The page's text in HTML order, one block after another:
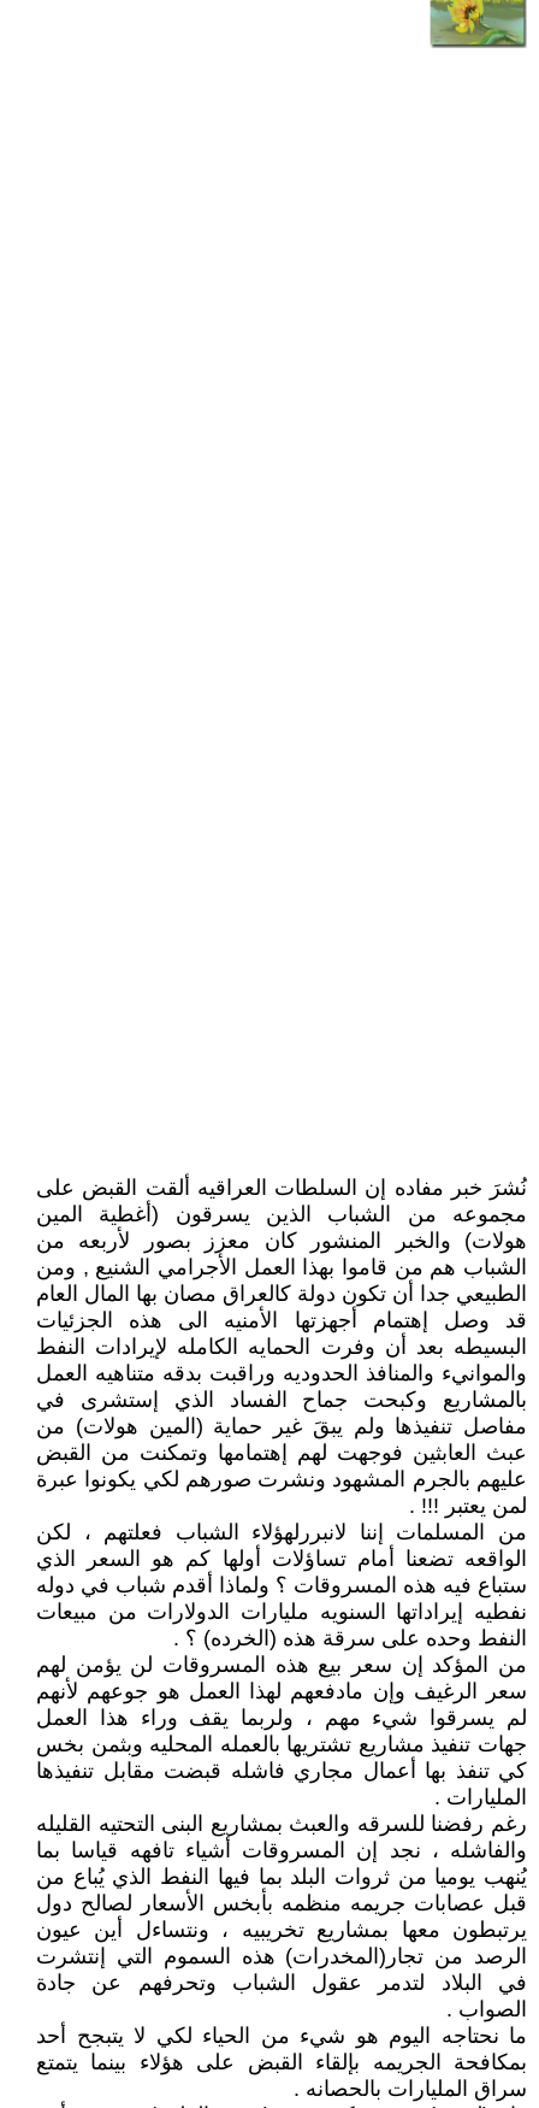
نُشرَ خبر مفاده إن السلطات العراقيه ألقت القبض على
مجموعه من الشباب الذين يسرقون (أغطية المين
هولات) والخبر المنشور كان معزز بصور لأربعه من
الشباب هم من قاموا بهذا العمل الأجرامي الشنيع , ومن
الطبيعي جدا أن تكون دولة كالعراق مصان بها المال العام
قد وصل إهتمام أجهزتها الأمنيه الى هذه الجزئيات
البسيطه بعد أن وفرت الحمايه الكامله لإيرادات النفط
والموانيء والمنافذ الحدوديه وراقبت بدقه متناهيه العمل
بالمشاريع وكبحت جماح الفساد الذي إستشرى في
مفاصل تنفيذها ولم يبقَ غير حماية (المين هولات) من
عبث العابثين فوجهت لهم إهتمامها وتمكنت من القبض
عليهم بالجرم المشهود ونشرت صورهم لكي يكونوا عبرة
لمن يعتبر !!! .
من المسلمات إننا لانبررلهؤلاء الشباب فعلتهم ، لكن
الواقعه تضعنا أمام تساؤلات أولها كم هو السعر الذي
ستباع فيه هذه المسروقات ؟ ولماذا أقدم شباب في دوله
نفطيه إيراداتها السنويه مليارات الدولارات من مبيعات
النفط وحده على سرقة هذه (الخرده) ؟ .
من المؤكد إن سعر بيع هذه المسروقات لن يؤمن لهم
سعر الرغيف وإن مادفعهم لهذا العمل هو جوعهم لأنهم
لم يسرقوا شيء مهم ، ولربما يقف وراء هذا العمل
جهات تنفيذ مشاريع تشتريها بالعمله المحليه وبثمن بخس
كي تنفذ بها أعمال مجاري فاشله قبضت مقابل تنفيذها
المليارات .
رغم رفضنا للسرقه والعبث بمشاريع البنى التحتيه القليله
والفاشله ، نجد إن المسروقات أشياء تافهه قياسا بما
يُنهب يوميا من ثروات البلد بما فيها النفط الذي يُباع من
قبل عصابات جريمه منظمه بأبخس الأسعار لصالح دول
يرتبطون معها بمشاريع تخريبيه ، ونتساءل أين عيون
الرصد من تجار(المخدرات) هذه السموم التي إنتشرت
في البلاد لتدمر عقول الشباب وتحرفهم عن جادة
الصواب .
ما نحتاجه اليوم هو شيء من الحياء لكي لا يتبجح أحد
بمكافحة الجريمه بإلقاء القبض على هؤلاء بينما يتمتع
سراق المليارات بالحصانه .